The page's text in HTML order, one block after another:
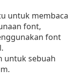
untuk membaca
font,
font
untuk sebuah